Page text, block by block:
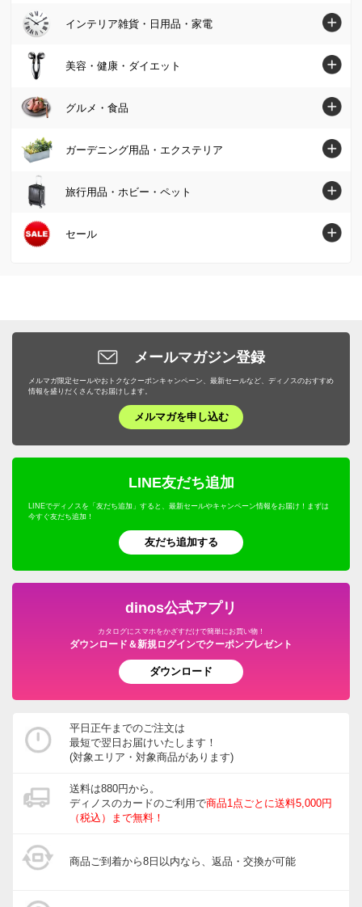
スカート
カーディガン・ボレロ
パーカー・スウェット/トレーナー
Tシャツ・カットソー
コート
ジャケット
フォーマル・スーツ・着物
大きいサイズ
ジュエリー・アクセサリー
財布・ケース・ポーチ
レディース腕時計
帽子・サングラス・手袋・ベルト
ストール・スカーフ・マフラー
傘・レイングッズ
ファッション小物 その他
デスク・机
テレビ台・テレビボード
リビング収納
本棚・ラック・シェルフ
キッチン収納・食器棚
下駄箱/玄関収納
子供部屋/キッズ収納・家具
ホームオフィス家具
仏壇・仏具
サステナブル
ソファーカバー・マルチカバー
クッション・カバー類
マットレス
肌掛け布団・ダウンケット
敷布団
毛布・タオルケット
布団セット
敷きパッド・ベッドパッド
枕・抱き枕
サステナブル
キッチン用品・調理器具トップへ
鍋・フライパン
保存容器・キャニスター・オイルポット
米びつ・ライスストッカー
キッチン用品収納
お弁当用品・水筒
エプロン・割烹着
ケトル・やかん
包丁・キッチンツール
テーブルクロス・ランチョンマット
キッチン家電・調理家電
キッチンマット
インテリア雑貨・日用品・家電
インテリア雑貨・日用品・家電トップへ
インテリア雑貨
絵画・アート・ウォールデコレーション
インテリアグリーン・造花
掃除/お手入れ用品
トイレ用品・トイレマット
タオル・スリッパ
生活雑貨・便利グッズ
年中行事用品・季節商品
美容・健康・ダイエット
美容・健康・ダイエットトップへ
スキンケア・基礎化粧品
フェイスケア・美顔器
健康食品・サプリメント
ダイエット・エクササイズ
機能性シューズ・サンダル
オーラルケア・デンタルケア
機能性ウェア・雑貨
グルメ・食品
グルメ・食品トップへ
グルメまとめ割
お惣菜
肉・卵・乳製品
野菜・果物
プロユース
保存食・非常食
ガーデニング用品・エクステリア
ガーデニング用品・エクステリアトップへ
屋外収納庫・物置
敷石・防草シート・芝
プランター・植木鉢・鉢カバー
フラワースタンド・プランタースタンド・花台
エアコン室外機カバー
屋外ゴミ箱/保管庫
温室・ビニール温室
ガーデンアーチ・パーゴラ
ウッドデッキ・ジョイントタイルパネル
ガーデン/ソーラーライト・庭用照明
宅配ボックス・郵便ポスト
ガーデニングウェア
玄関・ガレージ周り
ガーデニングツール・庭手入用品
旅行用品・ホビー・ペット
旅行用品・ホビー・ペットトップへ
旅行用便利グッズ
キッズ・ベビー
キャラクターグッズ
ホビー雑貨
アウトドア・カー用品
セール
カーテン・ラグ・ソファカバー
インテリア雑貨・日用品・家電
美容・健康・ダイエット
ガーデニング用品・エクステリア
旅行用品・ホビー・ペット
グルメ・食品
メールマガジン登録
メルマガ限定セールやおトクなクーポンキャンペーン、最新セールなど、ディノスのおすすめ
情報を盛りだくさんでお届けします。
メルマガを申し込む
LINE友だち追加
LINEでディノスを「友だち追加」すると、最新セールやキャンペーン情報をお届け！まずは
今すぐ友だち追加！
友だち追加する
dinos公式アプリ
カタログにスマホをかざすだけで簡単にお買い物！
ダウンロード＆新規ログインでクーポンプレゼント
ダウンロード
平日正午までのご注文は
最短で翌日お届けいたします！
(対象エリア・対象商品があります)
送料は880円から。
ディノスのカードのご利用で商品1点ごとに送料5,000円
（税込）まで無料！
商品ご到着から8日以内なら、返品・交換が可能